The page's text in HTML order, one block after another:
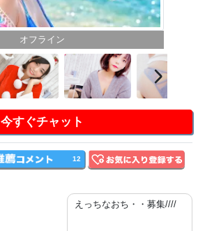
オフライン
今すぐチャット
えっちなおち・・募集////
12